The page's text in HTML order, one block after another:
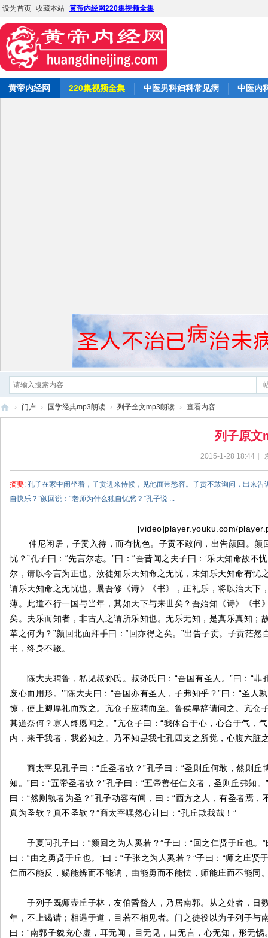
设为首页 收藏本站 黄帝内经网220集视频全集
黄帝内经网 220集视频全集 中医男科妇科常见病 中医内
› 门户 › 国学经典mp3朗读 › 列子全文mp3朗读 › 查看内容
列子原文
2015-1-28 18:44
摘要: 孔子在家中闲坐着，子贡进来侍候，见他面带愁容。子贡不敢询问，出来
自快乐？”颜回说：“老师为什么独自忧愁？”孔子说 ...
[video]player.youku.com/
仲尼闲居，子贡入待，而有忧色。子贡不敢问，出告颜回。颜
忧？”孔子曰：“先言尔志。”曰：“吾昔闻之夫子曰：‘乐天知命故
尔，请以今言为正也。汝徒知乐天知命之无忧，未知乐天知命有
谓乐天知命之无忧也。曩吾修《诗》《书》，正礼乐，将以治天
薄。此道不行一国与当年，其如天下与来世矣？吾始知《诗》《
矣。夫乐而知者，非古人之谓所乐知也。无乐无知，是真乐真知
革之何为？”颜回北面拜手曰：“回亦得之矣。”出告子贡。子贡茫
书，终身不辍。
陈大夫聘鲁，私见叔孙氏。叔孙氏曰：“吾国有圣人。”曰：“非
废心而用形。’”陈大夫曰：“吾国亦有圣人，子弗知乎？”曰：“圣
惊，使上卿厚礼而致之。亢仓子应聘而至。鲁侯卑辞请问之。亢仓
其道奈何？寡人终愿闻之。”亢仓子曰：“我体合于心，心合于气
内，来干我者，我必知之。乃不知是我七孔四支之所觉，心腹六
商太宰见孔子曰：“丘圣者欤？”孔子曰：“圣则丘何敢，然则丘
知。”曰：“五帝圣者欤？”孔子曰：“五帝善任仁义者，圣则丘弗知
曰：“然则孰者为圣？”孔子动容有间，曰：“西方之人，有圣者焉
真为圣欤？真不圣欤？”商太宰嘿然心计曰：“孔丘欺我哉！”
子夏问孔子曰：“颜回之为人奚若？”子曰：“回之仁贤于丘也。”
曰：“由之勇贤于丘也。”曰：“子张之为人奚若？”子曰：“师之庄
仁而不能反，赐能辨而不能讷，由能勇而不能怯，师能庄而不能同
子列子既师壶丘子林，友伯昏瞀人，乃居南郭。从之处者，日
年，不上谒请；相遇于道，目若不相见者。门之徒役以为子列子与
曰：“南郭子貌充心虚，耳无闻，目无见，口无言，心无知，形无